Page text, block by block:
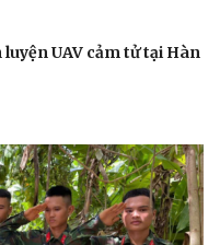
UAV cảm tử tại Hàn